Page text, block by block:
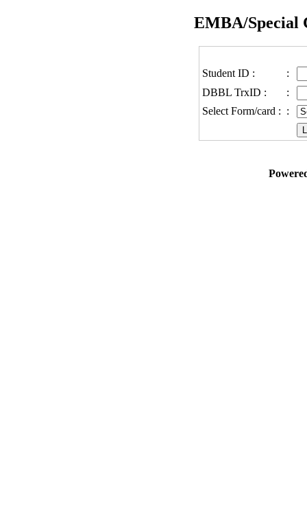
EMBA/Special
Student ID :
:
DBBL TrxID :
:
Select Form/card : :